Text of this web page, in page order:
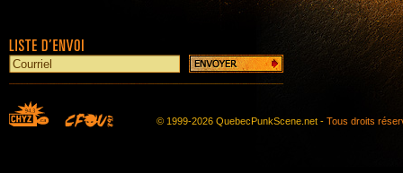
© 1999-2026 QuebecPunkScene.net - Tous droits